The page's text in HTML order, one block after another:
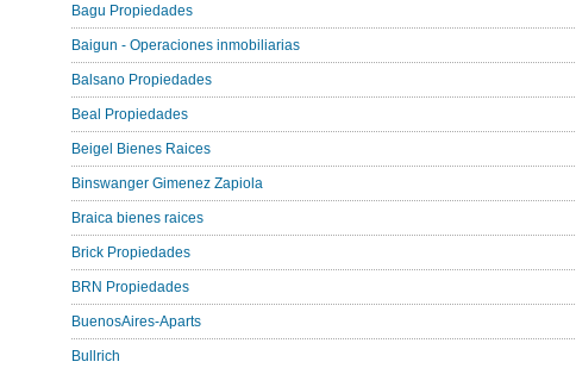
Bagu Propiedades
Baigun - Operaciones inmobiliarias
Balsano Propiedades
Beal Propiedades
Beigel Bienes Raices
Binswanger Gimenez Zapiola
Braica bienes raices
Brick Propiedades
BRN Propiedades
BuenosAires-Aparts
Bullrich